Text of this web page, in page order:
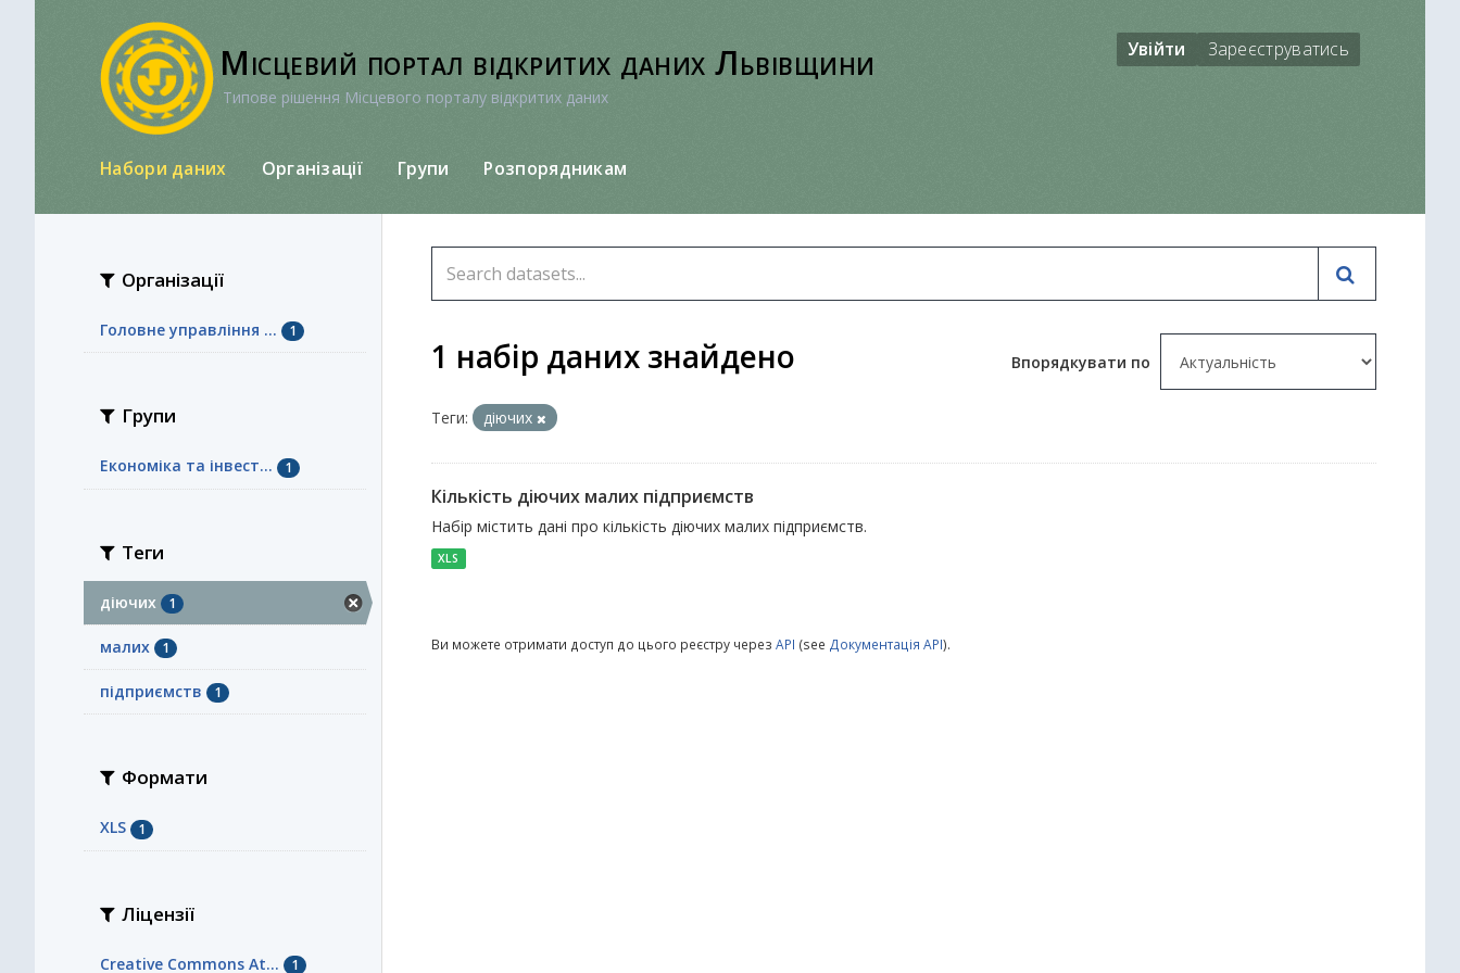
Місцевий портал відкритих даних Львівщини
Типове рішення Місцевого порталу відкритих даних
Увійти Зареєструватись
Набори даних Організації Групи Розпорядникам
Організації
Головне управління ... 1
Групи
Економіка та інвест... 1
Теги
діючих 1
малих 1
підприємств 1
Формати
XLS 1
Ліцензії
Creative Commons At... 1
Впорядкувати по
1 набір даних знайдено
Теги: діючих
Кількість діючих малих підприємств
Набір містить дані про кількість діючих малих підприємств.
XLS
Ви можете отримати доступ до цього реєстру через API (see Документація API).